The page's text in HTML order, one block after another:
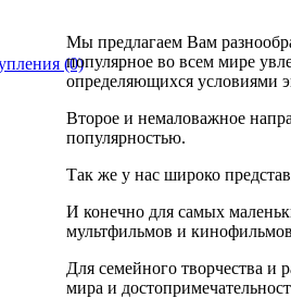
(0)
Мы предлагаем Вам
популярное во всем мире
определяющихся условиями
Второе и немаловажное
популярностью.
Так же у нас широко
И конечно для самых
мультфильмов и
Для семейного творчества и
мира и